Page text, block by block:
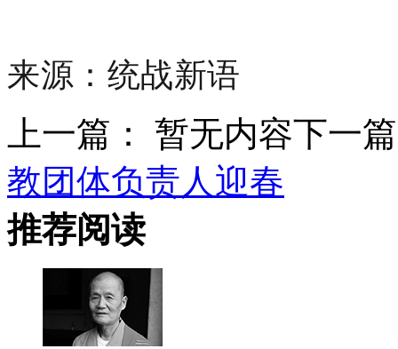
来源：统战新语
上一篇： 暂无内容下一
教团体负责人迎春
推荐阅读